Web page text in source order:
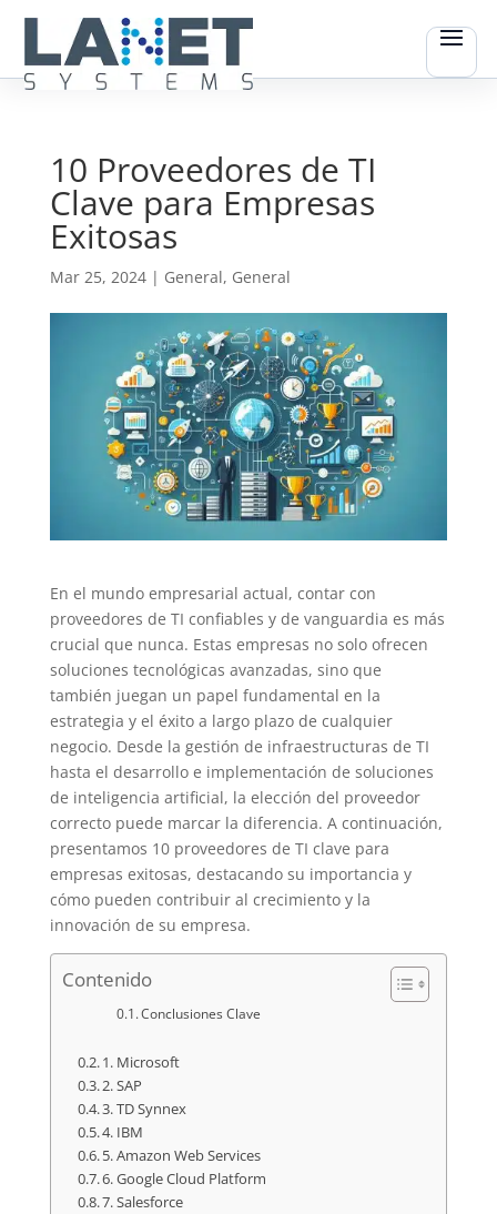
10 Proveedores de TI
Clave para Empresas
Exitosas
Mar 25, 2024| General, General
En el mundo empresarial actual, contar con
proveedores de TI confiables y de vanguardia es más
crucial que nunca. Estas empresas no solo ofrecen
soluciones tecnológicas avanzadas, sino que
también juegan un papel fundamental en la
estrategia y el éxito a largo plazo de cualquier
negocio. Desde la gestión de infraestructuras de TI
hasta el desarrollo e implementación de soluciones
de inteligencia artificial, la elección del proveedor
correcto puede marcar la diferencia. A continuación,
presentamos 10 proveedores de TI clave para
empresas exitosas, destacando su importancia y
cómo pueden contribuir al crecimiento y la
innovación de su empresa.
Contenido
Conclusiones Clave
1. Microsoft
2. SAP
3. TD Synnex
4. IBM
5. Amazon Web Services
6. Google Cloud Platform
7. Salesforce